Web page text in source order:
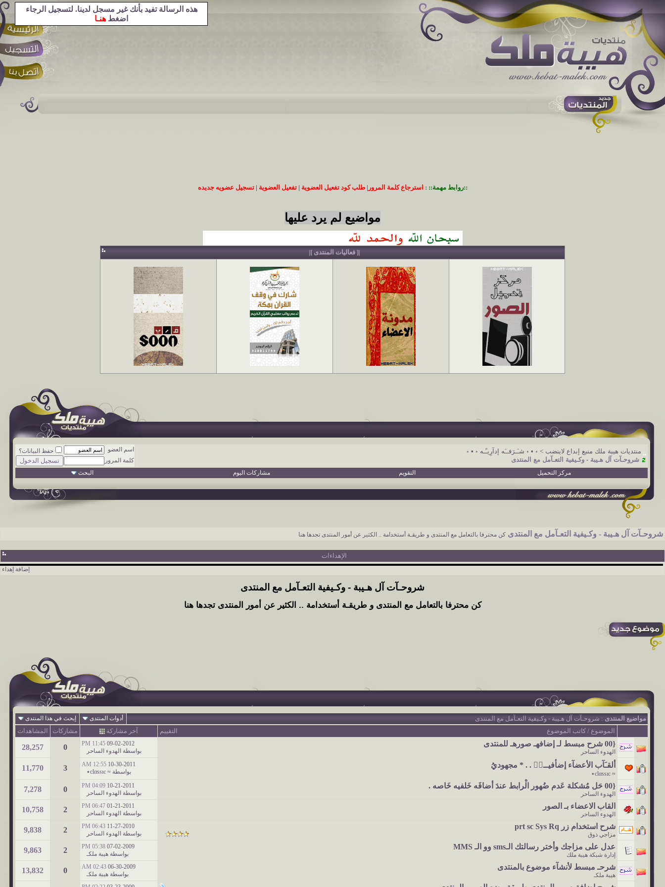
::روابط مهمة:: : استرجاع كلمة المرور |طلب كود تفعيل العضوية |تفعيل العضوية |تسجيل عضويه جديده
هذه الرسالة تفيد بأنك غير مسجل لدينا. لتسجيل الرجاء
اضغط هنـا
مواضيع لم يرد عليها
|[ فعاليات المنتدى ]|
منتديات هيبة ملك منبع إبداع لاينضب > ◦ • ◦ شـَـرَفــَه إدآرِيـًـه ◦ • ◦
شروحـآت آل هـيبة - وكـيفية التعـآمل مع المنتدى
اسم العضو
حفظ البيانات؟
كلمة المرور
مركز التحميل
التقويم مشاركات اليوم البحث
شروحـآت آل هـيبة - وكـيفية التعـآمل مع المنتدى كن محترفا بالتعامل مع المنتدى و طريقـة أستخدامة .. الكثير عن أمور المنتدى تجدها هنا
الإهداءات
إضافة إهداء
شروحـآت آل هـيبة - وكـيفية التعـآمل مع المنتدى
كن محترفا بالتعامل مع المنتدى و طريقـة أستخدامة .. الكثير عن أمور المنتدى تجدها هنا
مواضيع المنتدى : شروحـآت آل هـيبة - وكـيفية التعـآمل مع المنتدى أدوات المنتدى إبحث في هذا المنتدى
التقييم الموضوع / كاتب الموضوع آخر مشاركة مشاركات المشاهدات
{00 شرح مبسط لـ إضافهـ صورهـ للمنتدى
الهدوء الساحر
09-02-2012
11:45 PM
بواسطة الهدوء الساحر 0
28,257
ألقـَآب الأعضآء إضأفيــہۧ . . * مجهوديُ
≈ ‏​‏​сlαssıс٭
10-30-2011
12:55 AM
بواسطة ≈ ‏​‏​сlαssıс٭ 3
11,770
{00 حَل مُشكلة عَدم ضُهور الْرابط عندَ أضافَه خَلفيه خَاصه .
الهدوء الساحر
10-21-2011
04:09 PM
بواسطة الهدوء الساحر 0
7,278
القاب الاعضاء بـ الصور
الهدوء الساحر
01-21-2011
06:47 PM
بواسطة الهدوء الساحر 2
10,758
شرح استخدام زر prt sc Sys Rq
مزاجي ذوق
11-27-2010
06:43 PM
بواسطة الهدوء الساحر 2
9,838
عدل على مزاجك وأختر رسالتك الـsms وو الـ MMS
إدارة شبكة هيبة ملك
07-02-2009
05:38 PM
بواسطة هيبة ملكـ 2
9,863
شرحـ مبسط لأنشآء موضوع بالمنتدى
هيبة ملكـ
06-30-2009
02:43 AM
بواسطة هيبة ملكـ 0
13,832